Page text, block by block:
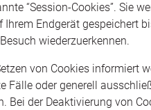
“Session-Cookies”. Sie
Endgerät gespeichert
wiederzuerkennen.
von Cookies informiert
Fälle oder generell
Bei der Deaktivierung von